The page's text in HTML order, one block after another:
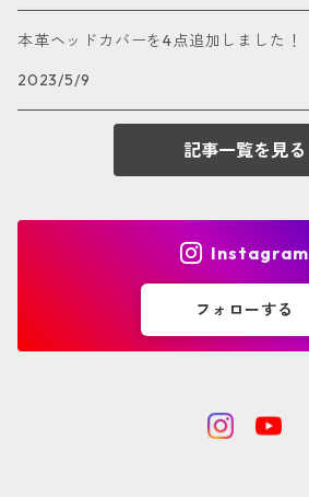
ティーホルダー
グリーン
イエロー
本革ヘッドカバーを4点追加しました！
2023/5/9
記事一覧を見る
Instagram
フォローする